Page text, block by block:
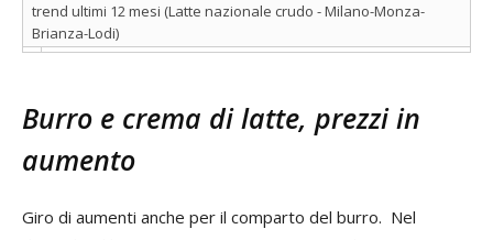
trend ultimi 12 mesi (Latte nazionale crudo - Milano-Monza-
Brianza-Lodi)
Burro e crema di latte, prezzi in
aumento
Giro di aumenti anche per il comparto del burro. Nel